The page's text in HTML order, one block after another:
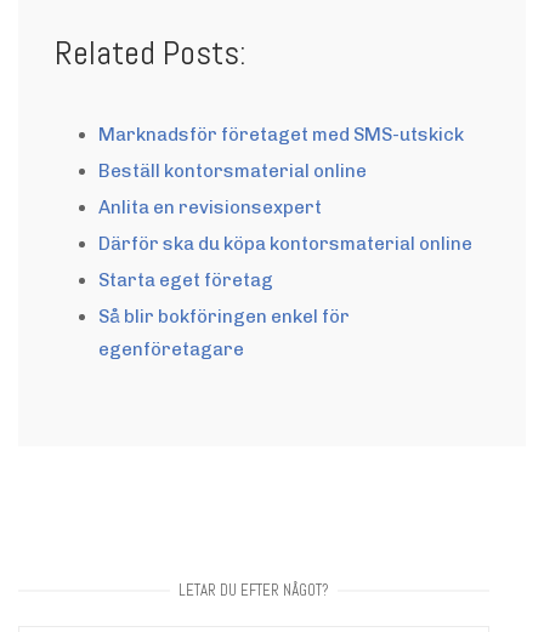
Related Posts:
Marknadsför företaget med SMS-utskick
Beställ kontorsmaterial online
Anlita en revisionsexpert
Därför ska du köpa kontorsmaterial online
Starta eget företag
Så blir bokföringen enkel för
egenföretagare
LETAR DU EFTER NÅGOT?